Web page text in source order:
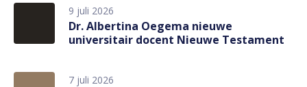
9 juli 2026
Dr. Albertina Oegema nieuwe
universitair docent Nieuwe Testament
7 juli 2026